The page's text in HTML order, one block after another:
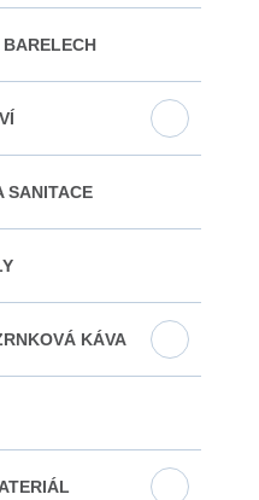
SANITACE
KÁVA